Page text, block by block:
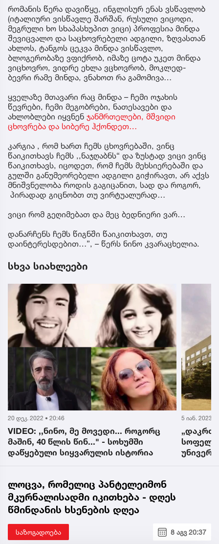
რომანის წერა დავიწყე, ინგლისურ ენას ვსწავლობ
(იტალიური ვისწავლე შარშან, რუსული ვიცოდი,
მეგრული ხო სხაპასხუპით ვიცი) პროფესია მინდა
შევიცვალო და საცხოვრებელი ადგილი, ზღვასთან
ახლოს, ტანგოს ცეკვა მინდა ვისწავლო,
ბლოგერობაზე ვფიქრობ, იმაზე ცოტა უკეთ მინდა
ვიცხოვრო, ვიდრე ეხლა ვცხოვრობ, მოკლედ-
ბევრი რამე მინდა, ვნახოთ რა გამომივა…
ყველაზე მთავარი რაც მინდა – ჩემი ოჯახის
წევრები, ჩემი მეგობრები, ნათესავები და
ახლობლები იყვნენ ჯანმრთელები, მშვიდი
ცხოვრება და სიბერე ჰქონდეთ…
კარგია , რომ ხართ ჩემს ცხოვრებაში, ვინც
წაიკითხავს ჩემს ,,ნაჯღაბნს“ და ზუსტად ვიცი ვინც
წაიკითხავს, იცოდეთ, რომ ჩემს მეხსიერებაში და
გულში განუმეორებელი ადგილი გიჭირავთ, არ აქვს
მნიშვნელობა როდის გაგიცანით, სად და როგორ,
პირადად გიცნობთ თუ ვირტუალურად…
ვიცი რომ გეღიმებათ და მეც ბედნიერი ვარ…
დანარჩენს ჩემს წიგნში წაიკითხავთ, თუ
დაინტერესდებით…”, – წერს ნინო კვარაცხელია.
სხვა სიახლეები
5 იან. 2023 • 8:43
„დაკრძალავენ აფხაზეთში, მშობლიურ
სოფელში...“ - სოხუმის სახელმწიფო
უნივერსიტეტი სამწუხარო
20 დეკ. 2022
VIDEO:
და
ლოცვა, რომელიც პანტელეიმონ
მკურნალისადმი იკითხება - დღეს
წმინდანის ხსენების დღეა
საზოგადოება 8 აგვ 20:37